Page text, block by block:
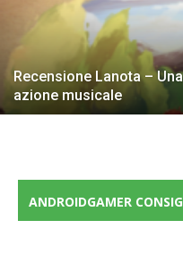
Recensione Lanota –
azione musicale
ANDROIDGAMER